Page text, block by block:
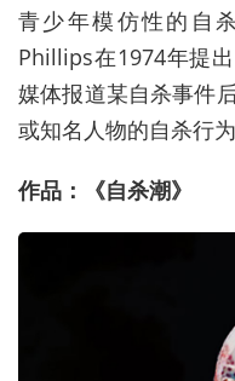
青少年模仿性的自
Phillips在1974年提
媒体报道某自杀事件
或知名人物的自杀行
作品：《自杀潮》